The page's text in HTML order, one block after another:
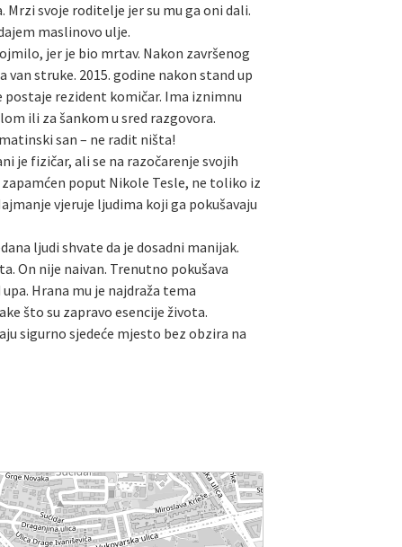
svoje roditelje jer su mu ga oni dali.
maslinovo ulje.
jer je bio mrtav. Nakon završenog
struke. 2015. godine nakon stand up
postaje rezident komičar. Ima iznimnu
ili za šankom u sred razgovora.
san – ne radit ništa!
je fizičar, ali se na razočarenje svojih
poput Nikole Tesle, ne toliko iz
vjeruje ljudima koji ga pokušavaju
ljudi shvate da je dosadni manijak.
On nije naivan. Trenutno pokušava
Hrana mu je najdraža tema
što su zapravo esencije života.
sigurno sjedeće mjesto bez obzira na